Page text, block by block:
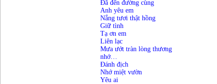
Đã đến đường cùng
Anh yêu em
Nắng tươi thật hồng
Giữ tình
Tạ ơn em
Liên lạc
Mưa ướt tràn lòng thương
nhớ…
Đánh địch
Nhớ miệt vườn
Yêu ai